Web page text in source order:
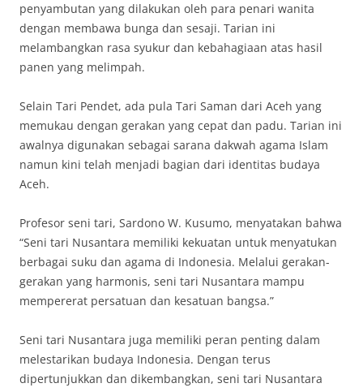
penyambutan yang dilakukan oleh para penari wanita
dengan membawa bunga dan sesaji. Tarian ini
melambangkan rasa syukur dan kebahagiaan atas hasil
panen yang melimpah.
Selain Tari Pendet, ada pula Tari Saman dari Aceh yang
memukau dengan gerakan yang cepat dan padu. Tarian ini
awalnya digunakan sebagai sarana dakwah agama Islam
namun kini telah menjadi bagian dari identitas budaya
Aceh.
Profesor seni tari, Sardono W. Kusumo, menyatakan bahwa
“Seni tari Nusantara memiliki kekuatan untuk menyatukan
berbagai suku dan agama di Indonesia. Melalui gerakan-
gerakan yang harmonis, seni tari Nusantara mampu
mempererat persatuan dan kesatuan bangsa.”
Seni tari Nusantara juga memiliki peran penting dalam
melestarikan budaya Indonesia. Dengan terus
dipertunjukkan dan dikembangkan, seni tari Nusantara